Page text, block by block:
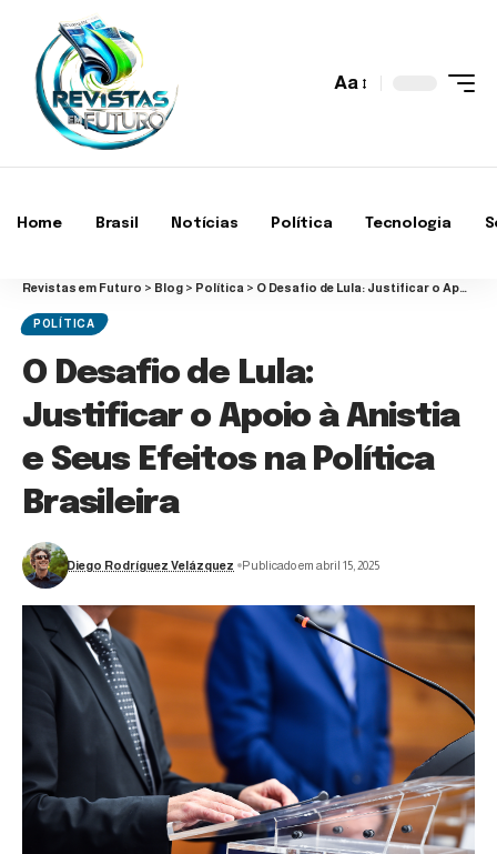
Aa
Home Brasil Notícias Política Tecnologia
Revistas em Futuro > Blog > Política > O Desafio de Lula: Justificar o Apoio à Anistia e Seus Efeitos na Política Brasileira
POLÍTICA
O Desafio de Lula:
Justificar o Apoio à Anistia
e Seus Efeitos na Política
Brasileira
Diego Rodríguez Velázquez Publicado em abril 15, 2025